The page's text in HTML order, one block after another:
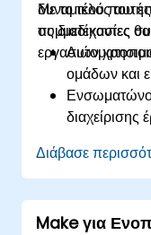
δυναμικού που
τις διαδικασίες
εργασιών
Με το τέλος
συμμετέχοντες
ομάδων και
διαχείρισης
δυναμικού
Βελτιώνουν
τις
Διάβασε
Make για